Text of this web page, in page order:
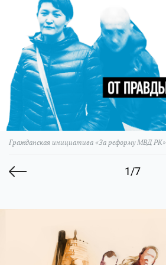
1/7
Гражданская инициатива «За реформу МВД РК»